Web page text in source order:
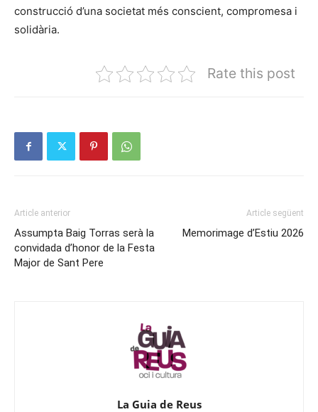
construcció d’una societat més conscient, compromesa i
solidària.
Rate this post
Article anterior
Assumpta Baig Torras serà la
convidada d’honor de la Festa
Major de Sant Pere
Article següent
Memorimage d’Estiu 2026
La Guia de Reus